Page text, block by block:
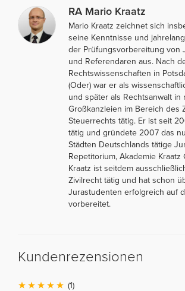
RA Mario Kraatz
Mario Kraatz zeichnet sich
seine Kenntnisse und
der Prüfungsvorbereitung von
und Referendaren aus. Nach
Rechtswissenschaften in
(Oder) war er als
und später als Rechtsanwalt in
Großkanzleien im Bereich des
Steuerrechts tätig. Er ist seit
tätig und gründete 2007 das
Städten Deutschlands tätige
Repetitorium, Akademie Kraatz
Kraatz ist seitdem
Zivilrecht tätig und hat schon
Jurastudenten erfolgreich auf
vorbereitet.
Kundenrezensionen
(1)